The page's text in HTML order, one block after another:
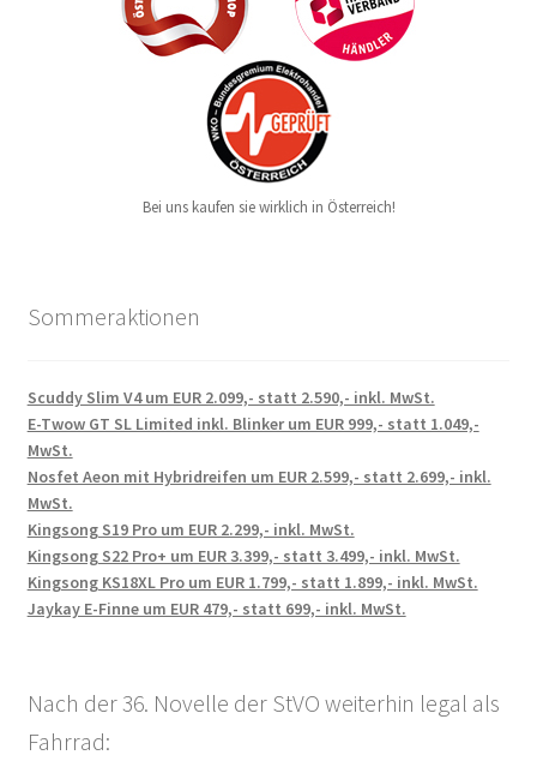
Bei uns kaufen sie wirklich in Österreich!
Sommeraktionen
Scuddy Slim V4 um EUR 2.099,- statt 2.590,- inkl. MwSt.
E-Twow GT SL Limited inkl. Blinker um EUR 999,- statt 1.049,-
MwSt.
Nosfet Aeon mit Hybridreifen um EUR 2.599,- statt 2.699,- inkl.
MwSt.
Kingsong S19 Pro um EUR 2.299,- inkl. MwSt.
Kingsong S22 Pro+ um EUR 3.399,- statt 3.499,- inkl. MwSt.
Kingsong KS18XL Pro um EUR 1.799,- statt 1.899,- inkl. MwSt.
Jaykay E-Finne um EUR 479,- statt 699,- inkl. MwSt.
Nach der 36. Novelle der StVO weiterhin legal als
Fahrrad: